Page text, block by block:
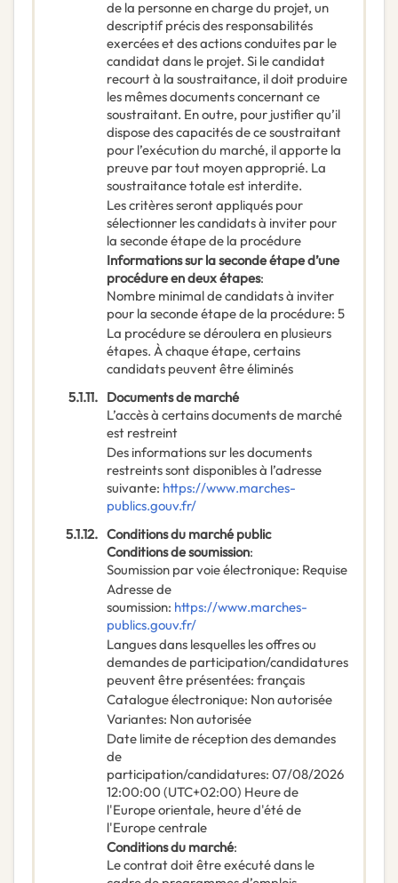
de la personne en charge du projet, un
descriptif précis des responsabilités
exercées et des actions conduites par le
candidat dans le projet. Si le candidat
recourt à la soustraitance, il doit produire
les mêmes documents concernant ce
soustraitant. En outre, pour justifier qu’il
dispose des capacités de ce soustraitant
pour l’exécution du marché, il apporte la
preuve par tout moyen approprié. La
soustraitance totale est interdite.
Les critères seront appliqués pour
sélectionner les candidats à inviter pour
la seconde étape de la procédure
Informations sur la seconde étape d’une
procédure en deux étapes:
Nombre minimal de candidats à inviter
pour la seconde étape de la procédure: 5
La procédure se déroulera en plusieurs
étapes. À chaque étape, certains
candidats peuvent être éliminés
5.1.11. Documents de marché
L’accès à certains documents de marché
est restreint
Des informations sur les documents
restreints sont disponibles à l’adresse
suivante: https://www.marches-
publics.gouv.fr/
5.1.12. Conditions du marché public
Conditions de soumission:
Soumission par voie électronique: Requise
Adresse de
soumission: https://www.marches-
publics.gouv.fr/
Langues dans lesquelles les offres ou
demandes de participation/candidatures
peuvent être présentées: français
Catalogue électronique: Non autorisée
Variantes: Non autorisée
Date limite de réception des demandes
de
participation/candidatures: 07/08/2026
12:00:00 (UTC+02:00) Heure de
l'Europe orientale, heure d'été de
l'Europe centrale
Conditions du marché:
Le contrat doit être exécuté dans le